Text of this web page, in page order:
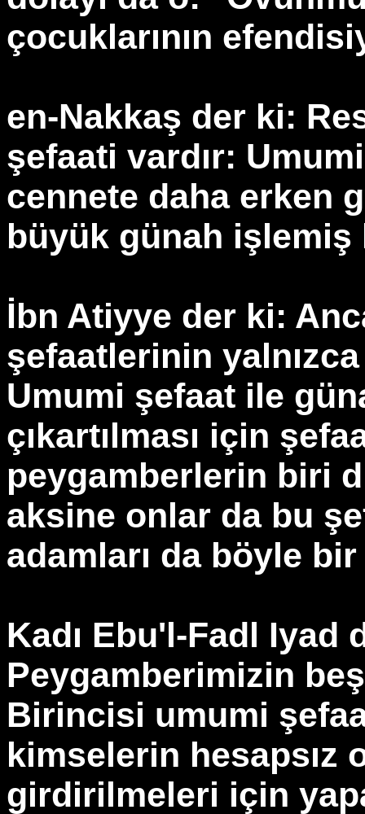
çocuklarının
en-Nakkaş der ki:
şefaati vardır:
cennete daha erken
büyük günah
İbn Atiyye der ki:
şefaatlerinin
Umumi şefaat ile
çıkartılması için
peygamberlerin biri
aksine onlar da bu
adamları da böyle
Kadı Ebu'l-Fadl Iyad
Peygamberimizin
Birincisi umumi
kimselerin hesapsız
girdirilmeleri için